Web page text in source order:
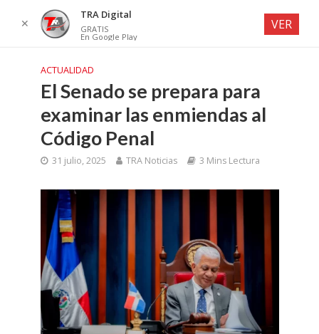
ACTUALIDAD
El Senado se prepara para
examinar las enmiendas al
Código Penal
31 julio, 2025 TRA Noticias 3 Mins Lectura
✕
TRA Digital
GRATIS
En Google Play
VER